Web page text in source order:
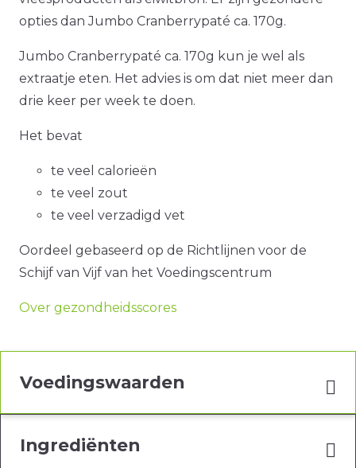
opties dan Jumbo Cranberrypaté ca. 170g.
Jumbo Cranberrypaté ca. 170g kun je wel als
extraatje eten. Het advies is om dat niet meer dan
drie keer per week te doen.
Het bevat
te veel calorieën
te veel zout
te veel verzadigd vet
Oordeel gebaseerd op de Richtlijnen voor de
Schijf van Vijf van het Voedingscentrum
Over gezondheidsscores
Voedingswaarden
Ingrediënten